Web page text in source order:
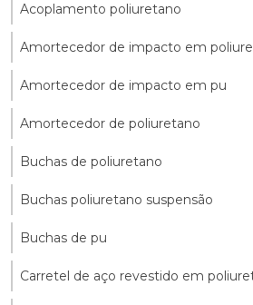
Acoplamento poliuretano
Amortecedor de impacto em
Amortecedor de impacto em pu
Amortecedor de poliuretano
Buchas de poliuretano
Buchas poliuretano suspensão
Buchas de pu
Carretel de aço revestido em